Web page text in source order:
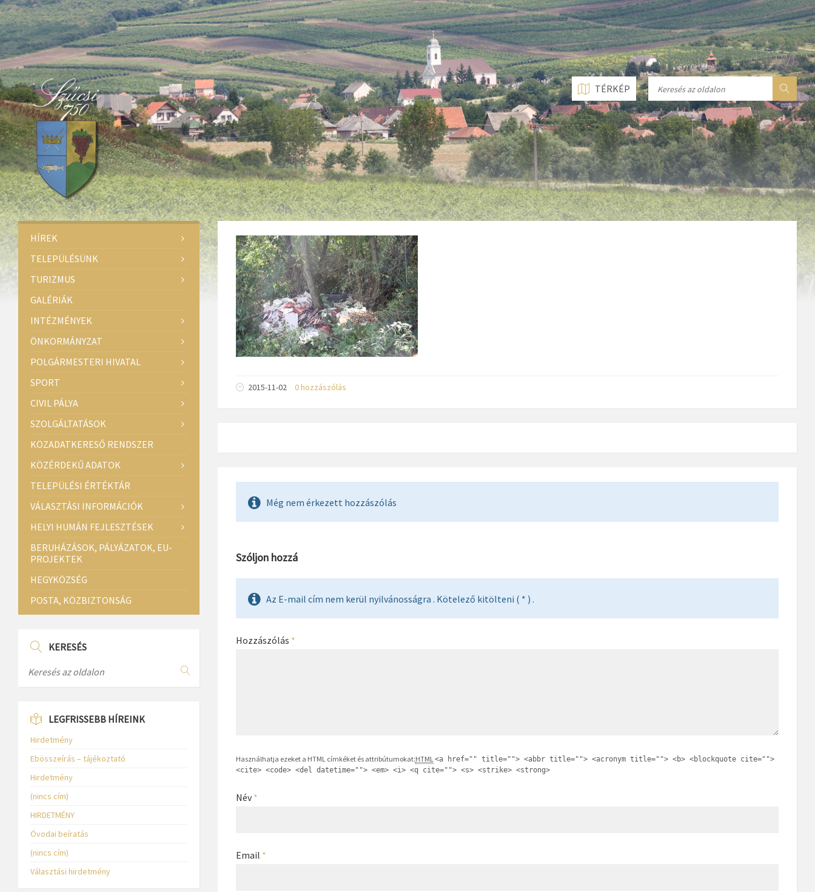
Deprecated: Function create_function() is deprecated in/home/fastvisi/szucsi.hu/wp-content/themes/townpress/functions.phpon line237
Deprecated: Function create_function() is deprecated in/home/fastvisi/szucsi.hu/wp-content/themes/townpress/functions.phpon line282
Deprecated: Function create_function() is deprecated in/home/fastvisi/szucsi.hu/wp-content/themes/townpress/functions.phpon line284
TÉRKÉP
2015-11-02 0 hozzászólás
Még nem érkezett hozzászólás
Szóljon hozzá
Az E-mail cím nem kerül nyilvánosságra . Kötelező kitölteni ( * ) .
Hozzászólás *
Használhatja ezeket a HTML címkéket és attribútumokat:HTML<a href="" title=""> <abbr title=""> <acronym title=""> <b> <blockquote cite="">
<cite> <code> <del datetime=""> <em> <i> <q cite=""> <s> <strike> <strong>
Név*
Email *
HÍREK
TELEPÜLÉSÜNK
TURIZMUS
GALÉRIÁK
INTÉZMÉNYEK
ÖNKORMÁNYZAT
POLGÁRMESTERI HIVATAL
SPORT
CIVIL PÁLYA
SZOLGÁLTATÁSOK
KÖZADATKERESŐ RENDSZER
KÖZÉRDEKŰ ADATOK
TELEPÜLÉSI ÉRTÉKTÁR
VÁLASZTÁSI INFORMÁCIÓK
HELYI HUMÁN FEJLESZTÉSEK
BERUHÁZÁSOK, PÁLYÁZATOK, EU-
PROJEKTEK
HEGYKÖZSÉG
POSTA, KÖZBIZTONSÁG
KERESÉS
LEGFRISSEBB HÍREINK
Hirdetmény
Ebösszeírás – tájékoztató
Hirdetmény
(nincs cím)
HIRDETMÉNY
Óvodai beíratás
(nincs cím)
Választási hirdetmény